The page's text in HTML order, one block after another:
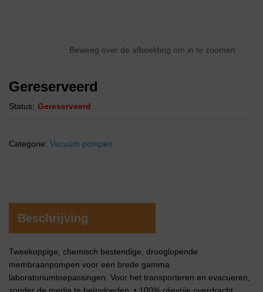
Beweeg over de afbeelding om in te zoomen
Gereserveerd
Status: Gereserveerd
Categorie: Vacuüm pompen
Beschrijving
Tweekoppige, chemisch bestendige, drooglopende
membraanpompen voor een brede gamma
laboratoriumtoepassingen. Voor het transporteren en evacueren,